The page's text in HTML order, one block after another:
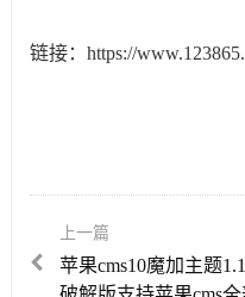
链接：https://
上一篇
苹果cms10魔加主题